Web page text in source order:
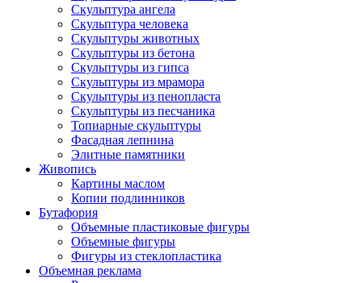
Скульптура ангела
Скульптура человека
Скульптуры животных
Скульптуры из бетона
Скульптуры из гипса
Скульптуры из мрамора
Скульптуры из пенопласта
Скульптуры из песчаника
Топиарные скульптуры
Фасадная лепнина
Элитные памятники
Живопись
Картины маслом
Копии подлинников
Бутафория
Объемные пластиковые фигуры
Объемные фигуры
Фигуры из стеклопластика
Объемная реклама